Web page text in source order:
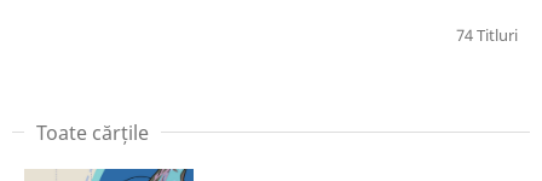
74 Titluri
Toate cărțile